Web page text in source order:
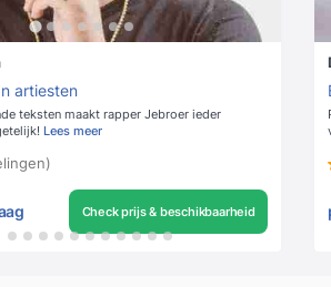
artiesten
teksten maakt rapper Jebroer ieder
Lees meer
Check prijs & beschikbaarheid